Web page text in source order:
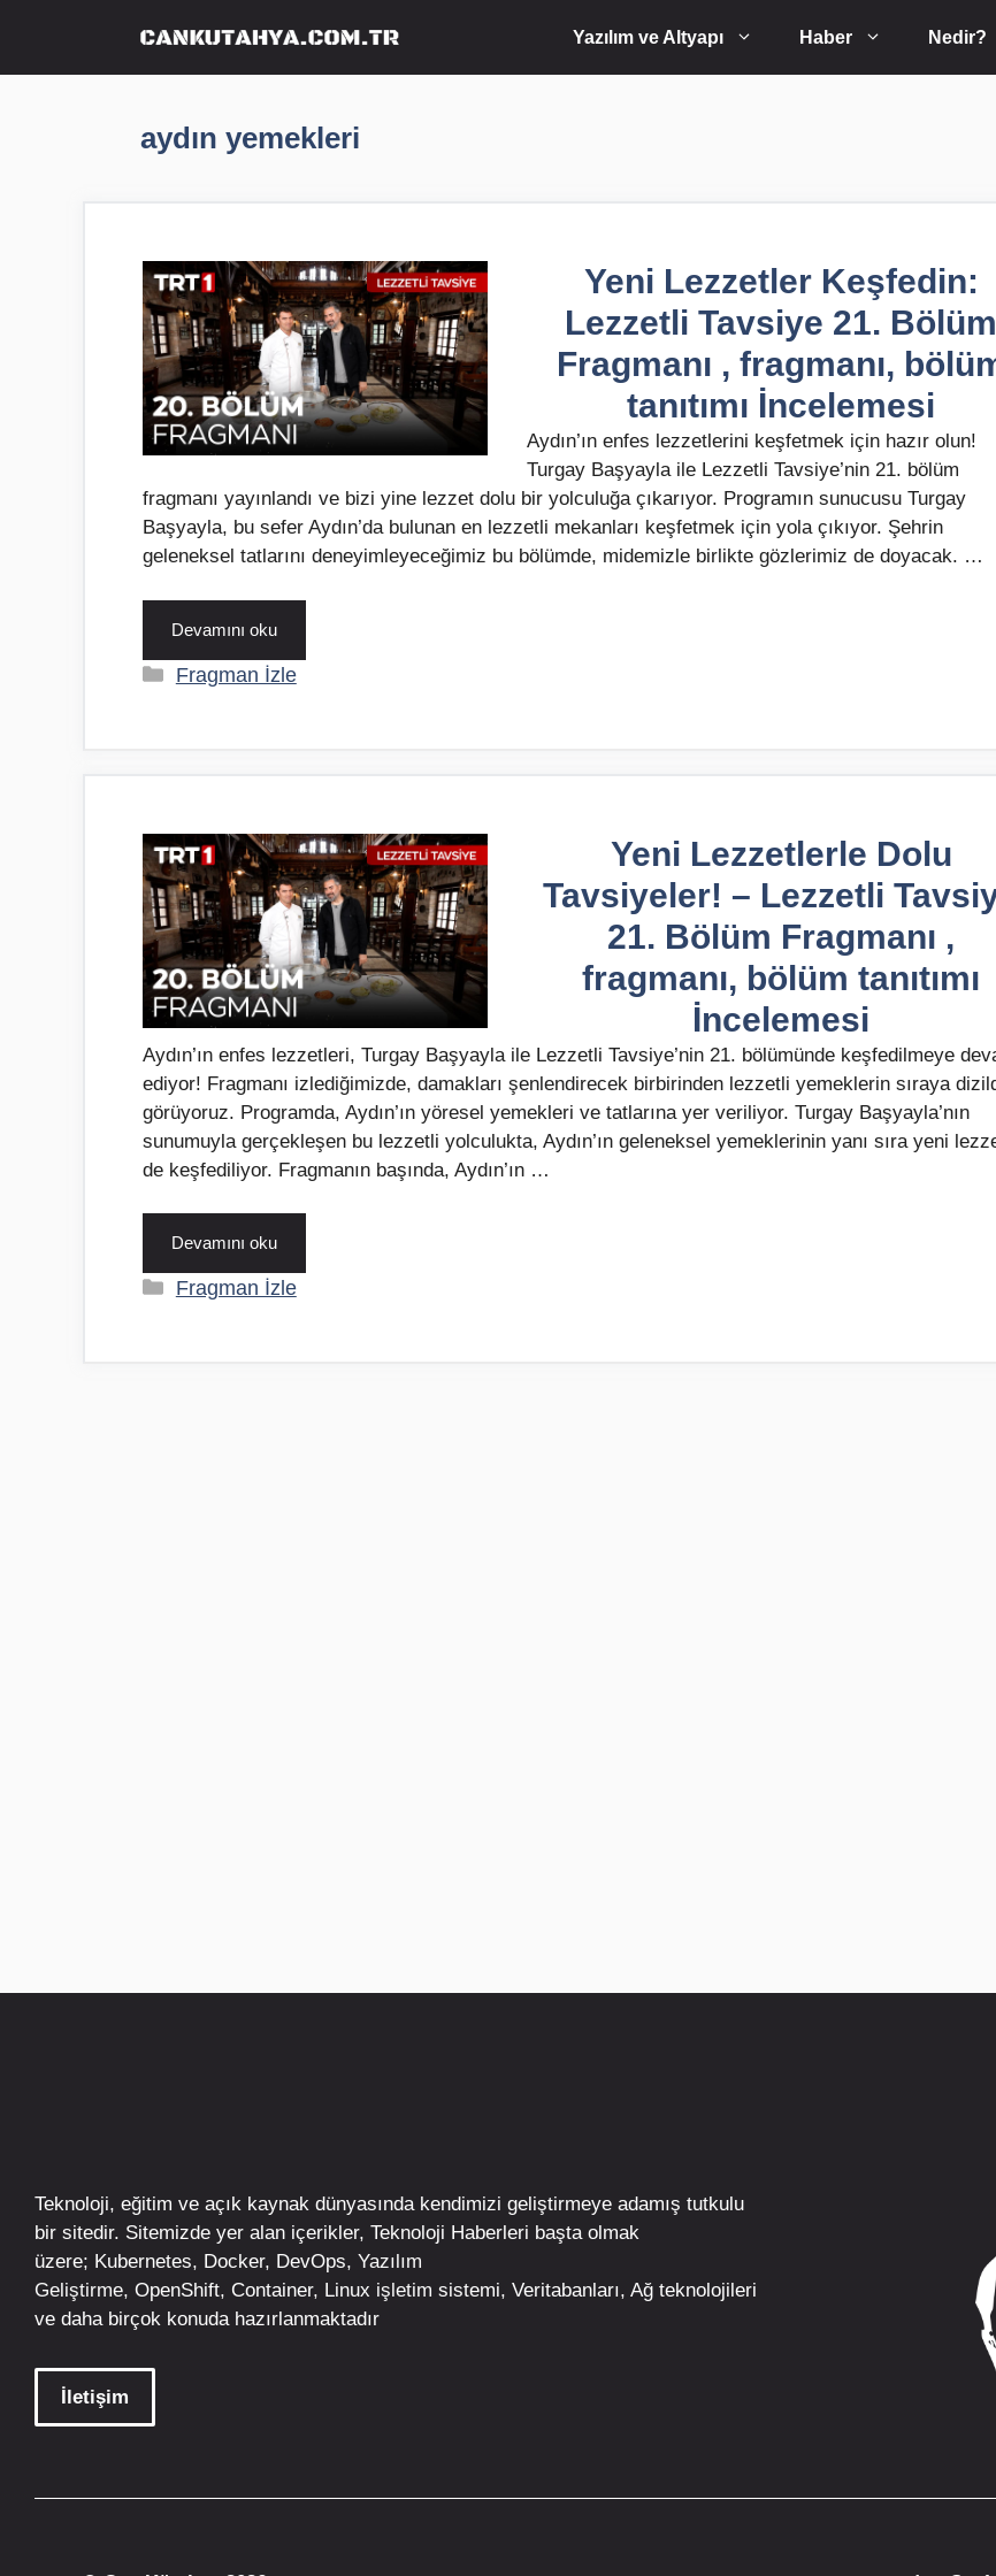
Yazılım ve Altyapı Haber Nedir?
aydın yemekleri
Yeni Lezzetler Keşfedin:
Lezzetli Tavsiye 21. Bölüm
Fragmanı , fragmanı,
tanıtımı İncelemesi
Aydın’ın enfes lezzetlerini keşfetmek için hazır olun!
Turgay Başyayla ile Lezzetli Tavsiye’nin 21. bölüm
fragmanı yayınlandı ve bizi yine lezzet dolu bir yolculuğa çıkarıyor. Programın sunucusu Turgay
Başyayla, bu sefer Aydın’da bulunan en lezzetli mekanları keşfetmek için yola çıkıyor. Şehrin
geleneksel tatlarını deneyimleyeceğimiz bu bölümde, midemizle birlikte gözlerimiz de doyacak. …
Devamını oku
Kategoriler
Fragman İzle
Yeni Lezzetlerle Dolu
Tavsiyeler! – Lezzetli
21. Bölüm Fragmanı ,
fragmanı, bölüm tanıtımı
İncelemesi
Aydın’ın enfes lezzetleri, Turgay Başyayla ile Lezzetli Tavsiye’nin 21. bölümünde keşfedilmeye
ediyor! Fragmanı izlediğimizde, damakları şenlendirecek birbirinden lezzetli yemeklerin sıraya
görüyoruz. Programda, Aydın’ın yöresel yemekleri ve tatlarına yer veriliyor. Turgay Başyayla’nın
sunumuyla gerçekleşen bu lezzetli yolculukta, Aydın’ın geleneksel yemeklerinin yanı sıra yeni
de keşfediliyor. Fragmanın başında, Aydın’ın …
Devamını oku
Kategoriler
Fragman İzle
Teknoloji, eğitim ve açık kaynak dünyasında kendimizi geliştirmeye adamış tutkulu
bir sitedir. Sitemizde yer alan içerikler, Teknoloji Haberleri başta olmak
üzere; Kubernetes, Docker, DevOps, Yazılım
Geliştirme, OpenShift, Container, Linux işletim sistemi, Veritabanları, Ağ teknolojileri
ve daha birçok konuda hazırlanmaktadır
İletişim